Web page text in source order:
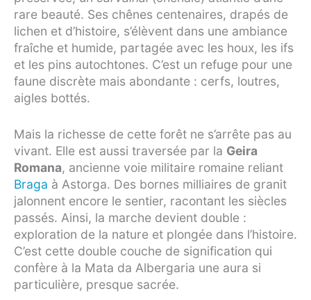
rare beauté. Ses chênes centenaires, drapés de
lichen et d’histoire, s’élèvent dans une ambiance
fraîche et humide, partagée avec les houx, les ifs
et les pins autochtones. C’est un refuge pour une
faune discrète mais abondante : cerfs, loutres,
aigles bottés.
Mais la richesse de cette forêt ne s’arrête pas au
vivant. Elle est aussi traversée par la Geira
Romana, ancienne voie militaire romaine reliant
Braga à Astorga. Des bornes milliaires de granit
jalonnent encore le sentier, racontant les siècles
passés. Ainsi, la marche devient double :
exploration de la nature et plongée dans l’histoire.
C’est cette double couche de signification qui
confère à la Mata da Albergaria une aura si
particulière, presque sacrée.